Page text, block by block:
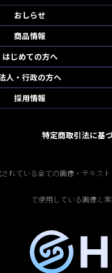
おしらせ
商品情報
はじめての方へ
人・行政の方へ
採用情報
特定商取引法に基
れている全ての画像・テキス
で使用している画像と